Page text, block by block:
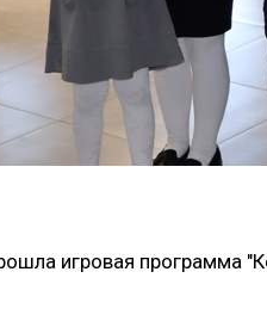
игровая программа